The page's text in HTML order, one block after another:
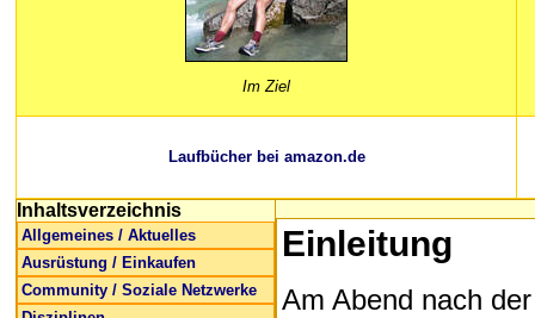
Im Ziel
Laufbücher bei amazon.de
Inhaltsverzeichnis
Allgemeines / Aktuelles
Ausrüstung / Einkaufen
Community / Soziale Netzwerke
Einleitung
Am Abend nach